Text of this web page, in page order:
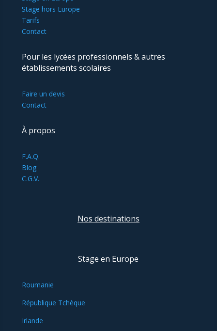
Stage hors Europe
Tarifs
Contact
Pour les lycées professionnels & autres
établissements scolaires
Faire un devis
Contact
À propos
F.A.Q.
Blog
C.G.V.
Nos destinations
Stage en Europe
Roumanie
République Tchèque
Irlande